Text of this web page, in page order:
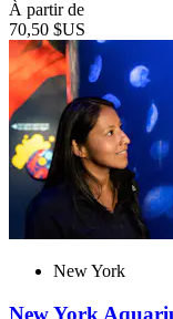
À partir de
70,50 $US
New York
New York